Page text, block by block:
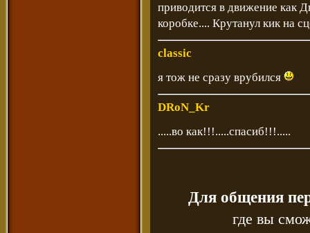
приводится в движение как
коробке.... Крутанул кик на
classic
я тож не сразу врубился
DRoN_Kr
.....во как!!!.....спасиб!!!.....
Для общения
где вы